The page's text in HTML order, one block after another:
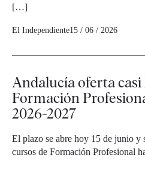
[…]
El Independiente15 / 06 / 2026
Andalucía oferta casi
Formación
2026-2027
El plazo se abre hoy 15 de junio y
cursos de Formación Profesional